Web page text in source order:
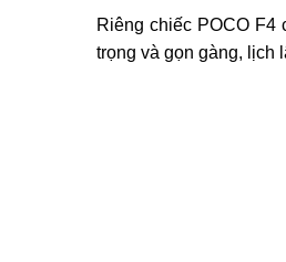
Riêng chiếc POCO
trọng và gọn gàng, lịch